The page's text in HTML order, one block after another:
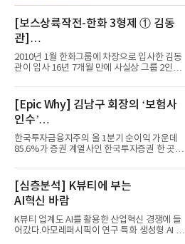
[보스상륙작전-한화 3형제 ① 김동
관]
입사 16년 만에 수석부회장 … 경영승
계 ‘초읽기’
2010년 1월 한화그룹에 차장으로 입사한 김동
관이 입사 16년 7개월 만에 사실상 그룹 2인자
[Epic Why] 김남구 회장의 ‘보험사
인수’
발걸음이 신중해진 배경은?
한국투자금융지주의 올 1분기 순이익 가운데
85.6%가 증권 계열사인 한국투자증권 한 곳에
[심층분석] K뷰티에 부는
AI혁신 바람
K뷰티 업계도 AI를 활용한 산업혁신 경쟁에 들
어갔다.아모레퍼시픽이 연구 특화 생성형 AI 플